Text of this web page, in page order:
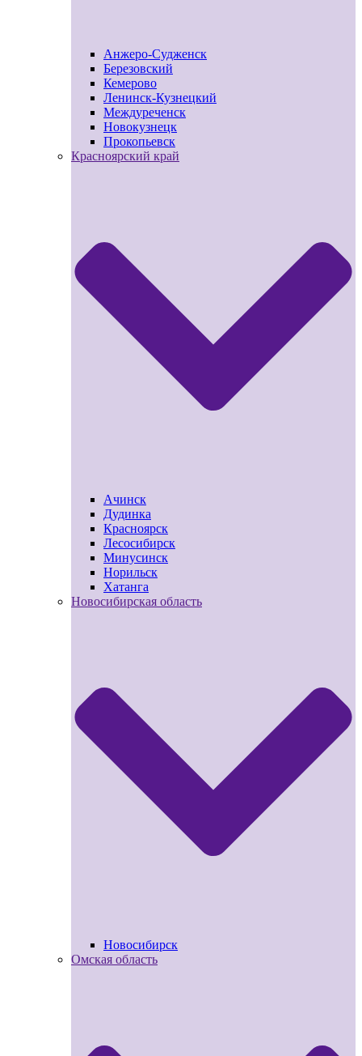
Анжеро-Судженск
Березовский
Кемерово
Ленинск-Кузнецкий
Междуреченск
Новокузнецк
Прокопьевск
Красноярский край
Ачинск
Дудинка
Красноярск
Лесосибирск
Минусинск
Норильск
Хатанга
Новосибирская область
Новосибирск
Омская область